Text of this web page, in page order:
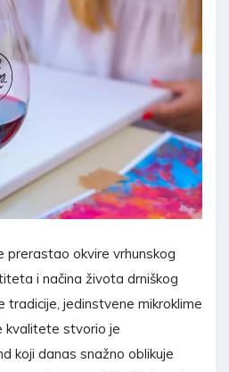
prerastao okvire vrhunskog
i načina života drniškog
tradicije, jedinstvene mikroklime
kvalitete stvorio je
koji danas snažno oblikuje